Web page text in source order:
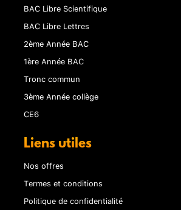
BAC Libre Scientifique
BAC Libre Lettres
2ème Année BAC
1ère Année BAC
Tronc commun
3ème Année collège
CE6
Liens utiles
Nos offres
Termes et conditions
Politique de confidentialité